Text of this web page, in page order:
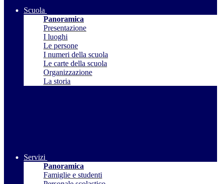
Scuola
Panoramica
Presentazione
I luoghi
Le persone
I numeri della scuola
Le carte della scuola
Organizzazione
La storia
Servizi
Panoramica
Famiglie e studenti